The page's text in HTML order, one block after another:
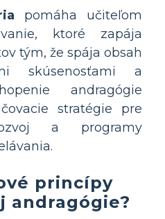
pomáha učiteľom
ktoré zapája
tým, že spája obsah
skúsenosťami a
andragógie
stratégie pre
a programy
princípy
andragógie?